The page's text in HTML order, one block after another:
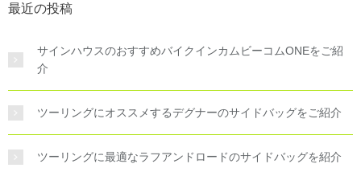
最近の投稿
サインハウスのおすすめバイクインカムビーコムONEをご紹
介
ツーリングにオススメするデグナーのサイドバッグをご紹介
ツーリングに最適なラフアンドロードのサイドバッグを紹介